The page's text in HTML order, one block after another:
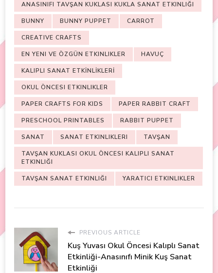
ANASINIFI TAVŞAN KUKLASI KUKLA SANAT ETKINLIĞI
BUNNY BUNNY PUPPET CARROT
CREATIVE CRAFTS
EN YENI VE ÖZGÜN ETKINLIKLER HAVUÇ
KALIPLI SANAT ETKİNLİKLERİ
OKUL ÖNCESI ETKINLIKLER
PAPER CRAFTS FOR KIDS PAPER RABBIT CRAFT
PRESCHOOL PRINTABLES RABBIT PUPPET
SANAT SANAT ETKINLIKLERI TAVŞAN
TAVŞAN KUKLASI OKUL ÖNCESI KALIPLI SANAT
ETKINLIĞI
TAVŞAN SANAT ETKINLIĞI YARATICI ETKINLIKLER
PREVIOUS ARTICLE
Kuş Yuvası Okul Öncesi Kalıplı Sanat
Etkinliği-Anasınıfı Minik Kuş Sanat
Etkinliği